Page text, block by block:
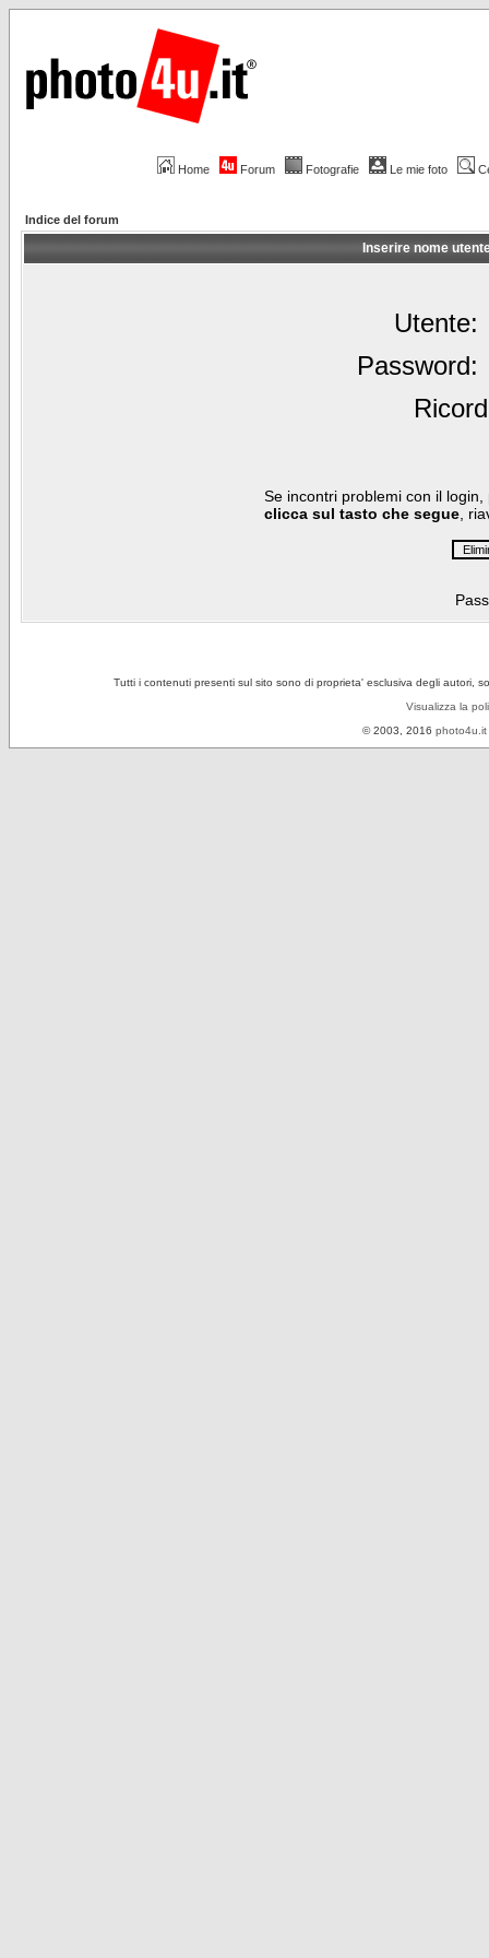
Home Forum Fotografie Le mie foto
Indice del forum
Inserire nome
Utente:
Password:
Se incontri problemi con il
clicca sul tasto che segue ,
Tutti i contenuti presenti sul sito sono di proprieta' esclusiva degli autori,
Visualizza la
© 2003, 2016 photo4u.it